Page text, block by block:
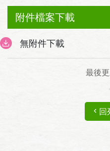
附件檔案下載
無附件下載
最後
回